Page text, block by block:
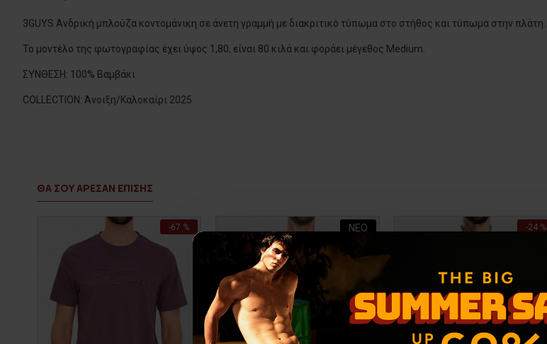
3GUYS Ανδρική μπλούζα κοντομάνικη σε άνετη γραμμή με διακριτικό τύπωμα στο στήθος και τύπωμα στην πλάτη.
Το μοντέλο της φωτογραφίας έχει ύψος 1,80, είναι 80 κιλά και φοράει μέγεθος Medium.
ΣΥΝΘΕΣΗ: 100% Βαμβάκι
COLLECTION: Άνοιξη/Καλοκαίρι 2025
ΘΑ ΣΟΥ ΑΡΕΣΑΝ ΕΠΙΣΗΣ
-67 % ΝΕΟ -24 %